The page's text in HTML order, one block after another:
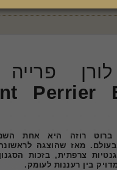
Perrier
ברוט רוזה היא אחת
צרפתית, בזכות
בין רעננות לעומק.